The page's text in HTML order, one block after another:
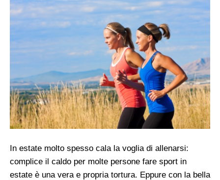
In estate molto spesso cala la voglia di allenarsi:
complice il caldo per molte persone fare sport in
estate è una vera e propria tortura. Eppure con la bella